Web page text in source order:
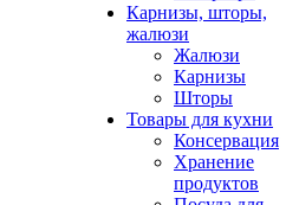
Карнизы, шторы,
жалюзи
Жалюзи
Карнизы
Шторы
Товары для кухни
Консервация
Хранение
продуктов